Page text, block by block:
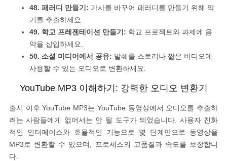
48. 패러디 만들기: 가사를 바꾸어 패러디를 만들기 위해 악
기를 추출하세요.
49. 학교 프레젠테이션 만들기: 학교 프로젝트와 과제에 음
악을 삽입하세요.
50. 소셜 미디어에서 공유: 발췌를 스토리나 짧은 비디오에
사용할 수 있는 오디오로 변환하세요.
YouTube MP3 이해하기: 강력한 오디오 변환기
출시 이후 YouTube MP3는 YouTube 동영상에서 오디오를 추출하
려는 사람들에게 없어서는 안 될 도구가 되었습니다. 사용자 친화
적인 인터페이스와 효율적인 기능으로 몇 단계만으로 동영상을
MP3로 변환할 수 있으며, 프로세스의 고품질과 속도를 보장합니
다.